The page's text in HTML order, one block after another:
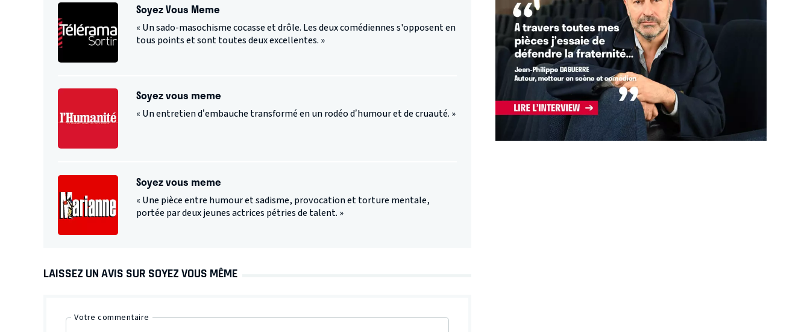
Soyez Vous Meme
« Un sado-masochisme cocasse et drôle. Les deux comédiennes s'opposent en
tous points et sont toutes deux excellentes. »
Soyez vous meme
« Un entretien d’embauche transformé en un rodéo d’humour et de cruauté. »
Soyez vous meme
« Une pièce entre humour et sadisme, provocation et torture mentale,
portée par deux jeunes actrices pétries de talent. »
LAISSEZ UN AVIS SUR SOYEZ VOUS MÊME
Votre commentaire